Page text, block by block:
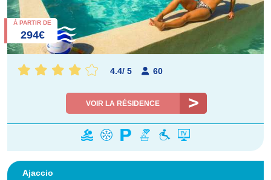
À PARTIR DE
294€
4.4/ 5 60
VOIR LA RÉSIDENCE
Ajaccio